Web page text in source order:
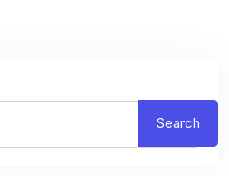
Search